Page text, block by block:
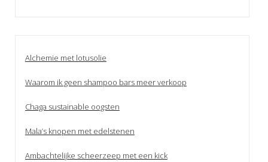
Alchemie met lotusolie
Waarom ik geen shampoo bars meer verkoop
Chaga sustainable oogsten
Mala’s knopen met edelstenen
Ambachtelijke scheerzeep met een kick